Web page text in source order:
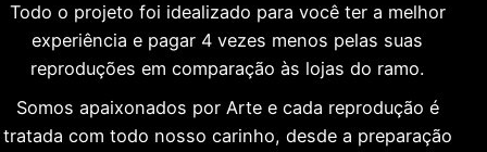
Todo o projeto foi idealizado para você ter a melhor
experiência e pagar 4 vezes menos pelas suas
reproduções em comparação às lojas do ramo.
Somos apaixonados por Arte e cada reprodução é
tratada com todo nosso carinho, desde a preparação